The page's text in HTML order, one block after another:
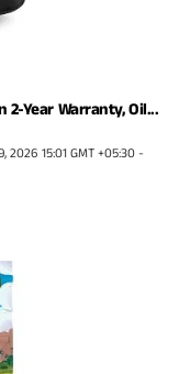
2-Year Warranty, Oil...
2026 15:01 GMT +05:30 -